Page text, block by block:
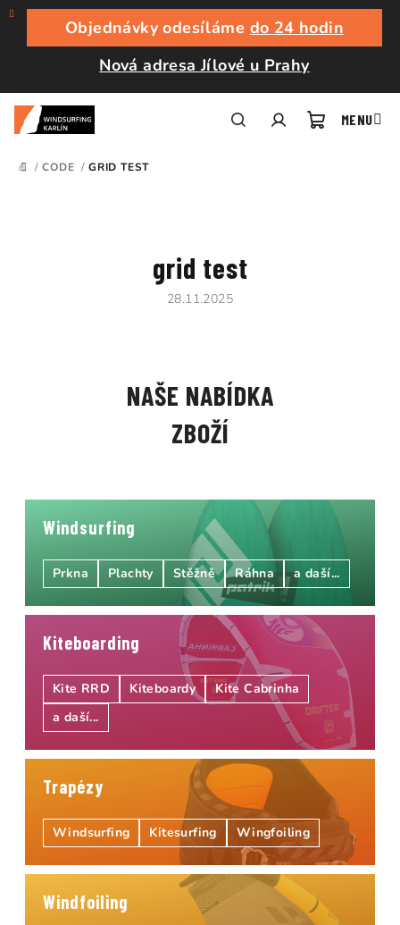
Přejít
obsah
Objednávky odesíláme do 24 hodin
Nová adresa Jílové u Prahy
DOMŮ
/ CODE / GRID TEST
grid test
28.11.2025
NAŠE NABÍDKA
ZBOŽÍ
Windsurfing
Prkna Plachty Stěžně Ráhna a daší...
Kiteboarding
Kite RRD Kiteboardy
Kite Cabrinha
a daší...
Trapézy
Windsurfing Kitesurfing Wingfoiling
Windfoiling